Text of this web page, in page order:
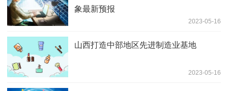
象最新预报
2023-05-16
山西打造中部地区先进制造业基地
2023-05-16